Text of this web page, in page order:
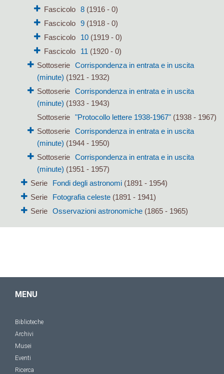
Fascicolo
8(1916 - 0)
Fascicolo
9(1918 - 0)
Fascicolo
10(1919 - 0)
Fascicolo
11 (1920 - 0)
Sottoserie
Corrispondenza in entrata e in uscita
(minute) (1921 - 1932)
Sottoserie
Corrispondenza in entrata e in uscita
(minute) (1933 - 1943)
Sottoserie
"Protocollo lettere 1938-1967" (1938 - 1967)
Sottoserie
Corrispondenza in entrata e in uscita
(minute) (1944 - 1950)
Sottoserie
Corrispondenza in entrata e in uscita
(minute) (1951 - 1957)
Serie
Fondi degli astronomi(1891 - 1954)
Serie
Fotografia celeste(1891 - 1941)
Serie Osservazioni astronomiche(1865 - 1965)
MENU
Biblioteche
Archivi
Musei
Eventi
Ricerca